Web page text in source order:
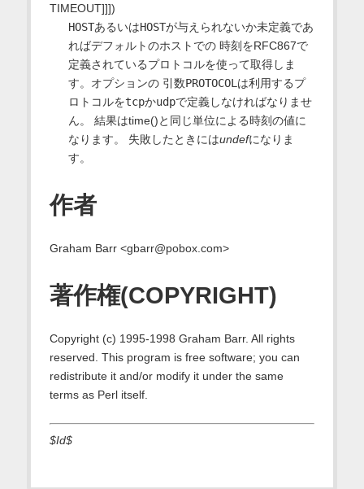
TIMEOUT]]])
HOSTあるいはHOSTが与えられないか未定義であ
ればデフォルトのホストでの 時刻をRFC867で
定義されているプロトコルを使って取得しま
す。オプションの 引数PROTOCOL は利用するプ
ロトコルをtcpかudpで定義しなければなりませ
ん。 結果はtime()と同じ単位による時刻の値に
なります。 失敗したときにはundefになりま
す。
作者
Graham Barr <gbarr@pobox.com>
著作権(COPYRIGHT)
Copyright (c) 1995-1998 Graham Barr. All rights
reserved. This program is free software; you can
redistribute it and/or modify it under the same
terms as Perl itself.
$Id$